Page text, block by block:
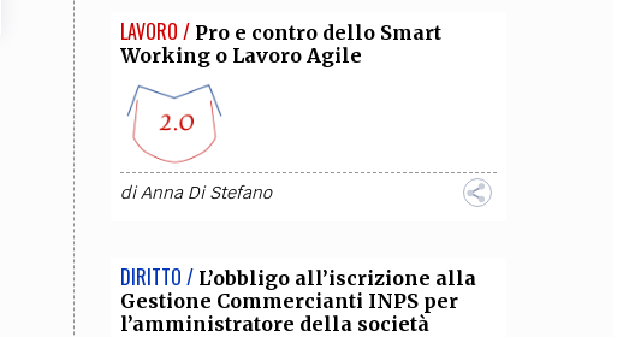
LAVORO / Pro e contro dello Smart
Working o Lavoro Agile
diAnna Di Stefano
DIRITTO / L’obbligo all’iscrizione alla
Gestione Commercianti INPS per
l’amministratore della società